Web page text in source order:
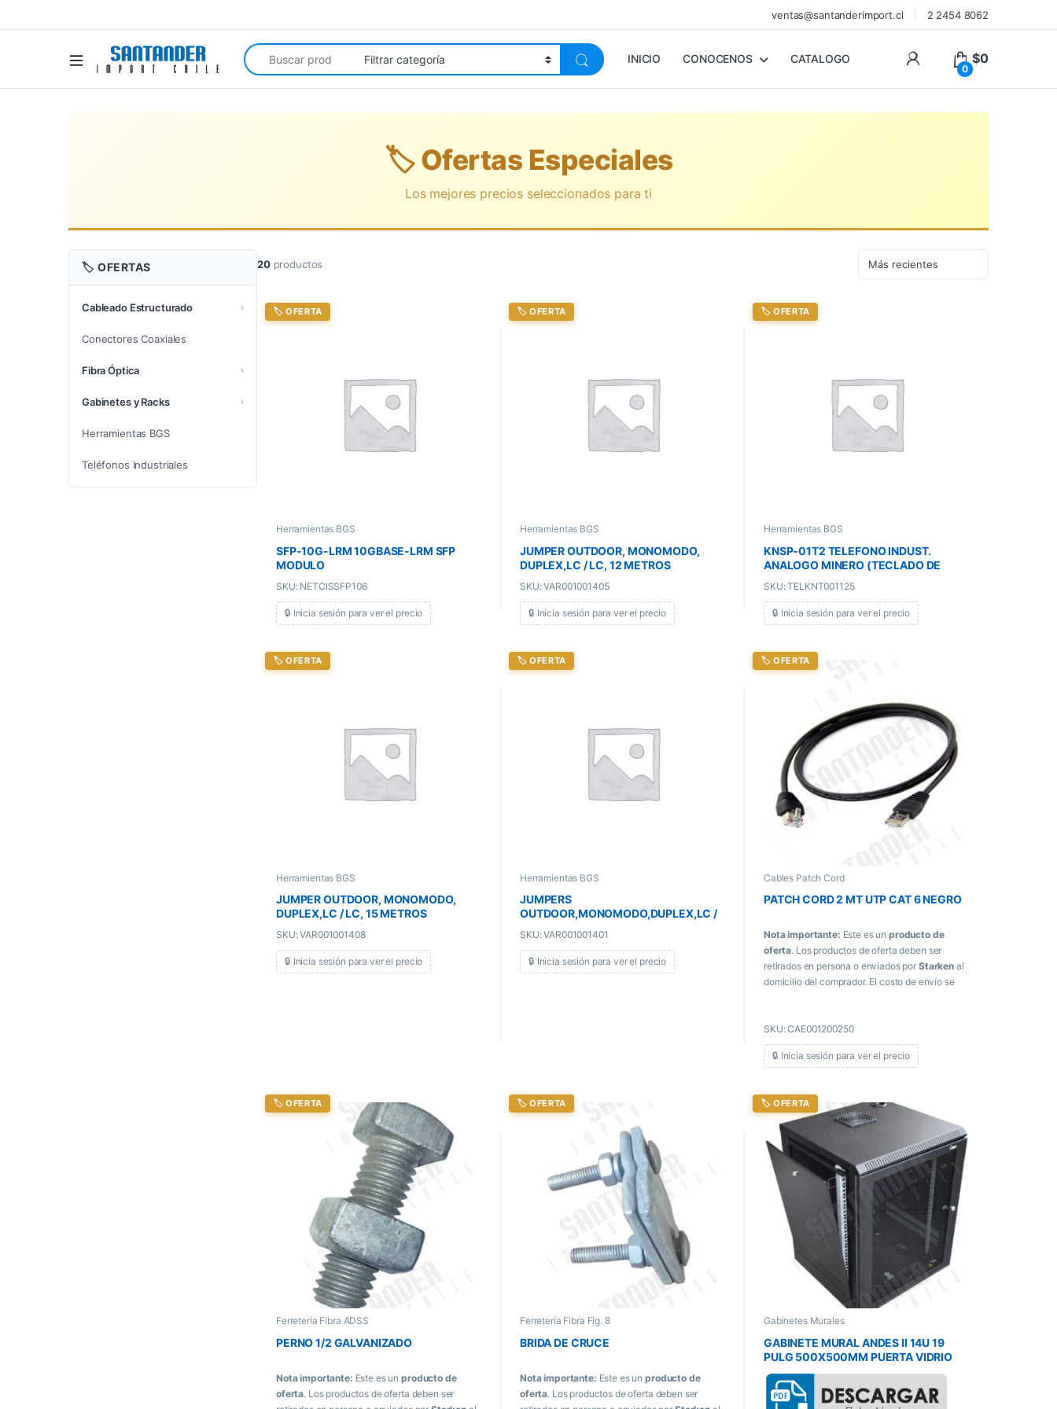
ventas@santanderimport.cl 2 2454 8062
Search for:
INICIO CONOCENOS CATALOGO
0
$0
🏷️ Ofertas Especiales
Los mejores precios seleccionados para ti
🏷️ OFERTAS
Cableado Estructurado ›
Conectores Coaxiales
Fibra Óptica ›
Gabinetes y Racks ›
Herramientas BGS
Teléfonos Industriales
20productos
🏷️ OFERTA
Herramientas BGS
SFP-10G-LRM 10GBASE-LRM SFP
MODULO
SKU: NETCISSFP106
🔒 Inicia sesión para ver el precio
🏷️ OFERTA
Herramientas BGS
JUMPER OUTDOOR, MONOMODO,
DUPLEX,LC / LC, 12 METROS
SKU: VAR001001405
🔒 Inicia sesión para ver el precio
🏷️ OFERTA
Herramientas BGS
KNSP-01T2 TELEFONO INDUST.
ANALOGO MINERO (TECLADO DE
SKU: TELKNT001125
🔒 Inicia sesión para ver el precio
🏷️ OFERTA
Herramientas BGS
JUMPER OUTDOOR, MONOMODO,
DUPLEX,LC / LC, 15 METROS
SKU: VAR001001408
🔒 Inicia sesión para ver el precio
🏷️ OFERTA
Herramientas BGS
JUMPERS
OUTDOOR,MONOMODO,DUPLEX,LC /
SKU: VAR001001401
🔒 Inicia sesión para ver el precio
🏷️ OFERTA
Cables Patch Cord
PATCH CORD 2 MT UTP CAT 6 NEGRO
Nota importante: Este es unproducto de
oferta. Los productos de oferta deben ser
retirados en persona o enviados por Starkenal
domicilio del comprador. El costo de envío se
SKU: CAE001200250
🔒 Inicia sesión para ver el precio
🏷️ OFERTA
Ferretería Fibra ADSS
PERNO 1/2 GALVANIZADO
Nota importante: Este es unproducto de
oferta. Los productos de oferta deben ser
🏷️ OFERTA
Ferretería Fibra Fig. 8
BRIDA DE CRUCE
Nota importante: Este es unproducto de
oferta. Los productos de oferta deben ser
🏷️ OFERTA
Gabinetes Murales
GABINETE MURAL ANDES II 14U 19
PULG 500X500MM PUERTA VIDRIO
NEGRO (GT2189)